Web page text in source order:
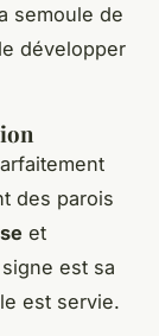
semoule de
développer
des parois
et
est sa
est servie.